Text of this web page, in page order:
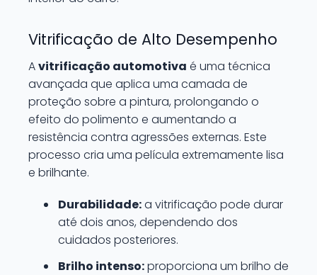
Vitrificação de Alto Desempenho
Avitrificação automotiva é uma técnica
avançada que aplica uma camada de
proteção sobre a pintura, prolongando o
efeito do polimento e aumentando a
resistência contra agressões externas. Este
processo cria uma película extremamente lisa
e brilhante.
Durabilidade:a vitrificação pode durar
até dois anos, dependendo dos
cuidados posteriores.
Brilho intenso:proporciona um brilho de